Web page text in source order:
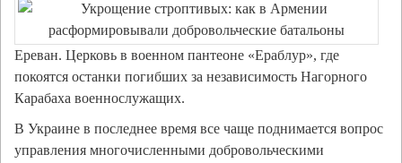
Ереван. Церковь в военном пантеоне «Ераблур», где
покоятся останки погибших за независимость Нагорного
Карабаха военнослужащих.
В Украине в последнее время все чаще поднимается вопрос
управления многочисленными добровольческими